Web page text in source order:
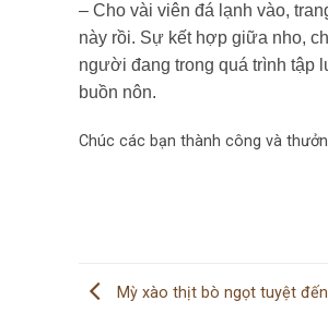
– Cho vài viên đá lạnh vào,
này rồi. Sự kết hợp giữa nho,
người đang trong quá trình tập
buồn nôn.
Chúc các bạn thành công và
Mỳ xào thịt bò ngọt tuyệt